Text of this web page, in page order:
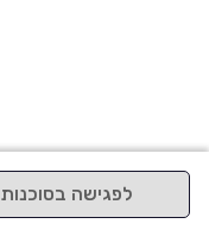
לפגישה בסוכנות